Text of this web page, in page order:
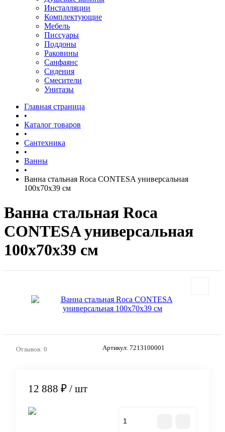
Инсталляции
Комплектующие
Мебель
Писсуары
Поддоны
Раковины
Санфаянс
Сидения
Смесители
Унитазы
Главная страница
•
Каталог товаров
•
Сантехника
•
Ванны
•
Ванна стальная Roca CONTESA универсальная
100x70x39 см
Ванна стальная Roca
CONTESA универсальная
100x70x39 см
Отзывов: 0 Артикул: 7213100001
12 888 ₽ / шт